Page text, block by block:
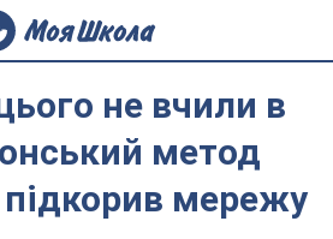
не вчили в
метод
мережу